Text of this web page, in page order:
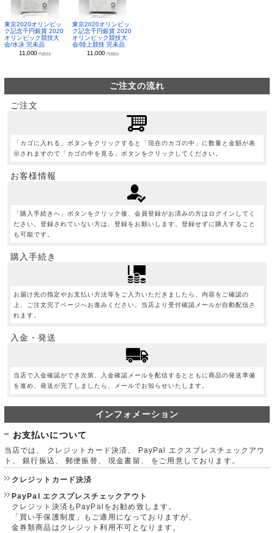
東京2020オリンピッ
ク記念千円銀貨 2020
オリンピック競技大
会/水泳 完未品
11,000円(税別)
東京2020オリンピッ
ク記念千円銀貨 2020
オリンピック競技大
会/陸上競技 完未品
11,000 円(税別)
ご注文の流れ
ご注文
「カゴに入れる」ボタンをクリックすると「現在のカゴの中」に数量と金額が表
示されますので「カゴの中を見る」ボタンをクリックしてください。
お客様情報
「購入手続きへ」ボタンをクリック後、会員登録がお済みの方はログインしてく
ださい。登録されていない方は、登録をお願いします。登録せずに購入すること
も可能です。
購入手続き
お届け先の指定やお支払い方法等をご入力いただきましたら、内容をご確認の
上、ご注文完了ページへお進みください。当店より受付確認メールが自動配信さ
れます。
入金・発送
当店で入金確認ができ次第、入金確認メールを配信するとともに商品の発送準備
を進め、発送が完了しましたら、メールでお知らせいたします。
インフォメーション
お支払いについて
当店では、 クレジットカード決済、 PayPal エクスプレスチェックアウ
ト、 銀行振込、 郵便振替、 現金書留、 をご用意しております。
クレジットカード決済
PayPal エクスプレスチェックアウト
クレジット決済もPayPalをお勧め致します。
「買い手保護制度」もご適用になっておりますが、
金券類商品はクレジット利用不可となります。